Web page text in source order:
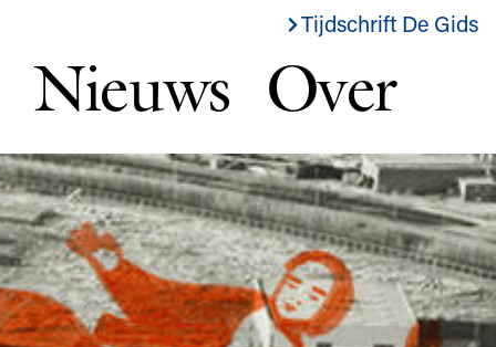
Tijdschrift De Gids
Nieuws Over